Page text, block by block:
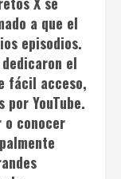
a que el
episodios.
el
fácil acceso,
YouTube.
o conocer